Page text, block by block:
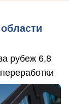
рубеж 6,8